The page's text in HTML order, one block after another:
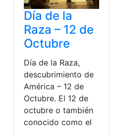
Día de la
Raza – 12 de
Octubre
Día de la Raza,
descubrimiento de
América – 12 de
Octubre. El 12 de
octubre o también
conocido como el